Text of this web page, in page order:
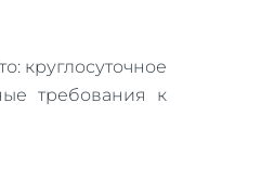
круглосуточное
требования к